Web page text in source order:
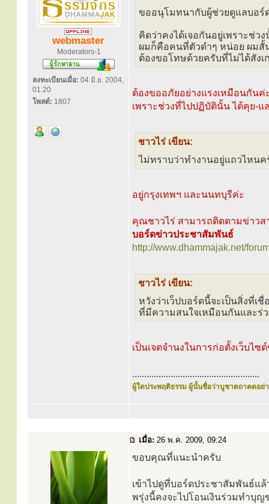
webmaster
Moderators-1
ลงทะเบียนเมื่อ: 04 มิ.ย. 2004,
01:20
โพสต์: 1807
ขออนุโมทนากับผู้ช่วยดูแลบอร์
คิดว่าคงได้เจอกันอยู่เพราะช่ว
ผมก็คือคนที่ตัวดำๆ หน่อย ผมสั้
ต้องขอโทษด้วยครับที่ไม่ได้สังเ
ต้องขออภัยอย่างแรงเหมือนกันค่
เพราะช่วงที่ไปปฏิบัตินั้น ได้คุย-
ชาวไร่ เขียน:
ไม่ทราบว่าทำงานอยู่แถวไหน
อยู่กรุงเทพฯ และนนทบุรีค่ะ
คุณชาวไร่ สามารถติดตามข่าว
บอร์ดข่าวประชาสัมพันธ์
http://www.dhammajak.net/
ชาวไร่ เขียน:
หวังว่าเว็ปบอร์ดนี้จะเป็นสิ่งที่เ
ที่มีความสนใจเหมือนกันและร่
เป็นเจตจำนงในการก่อตั้งเว็บไซ
.....................................................
ผู้ใดประพฤติธรรม ผู้นั้นชื่อว่าบูชาตถาคตอย่า
เมื่อ: 26 พ.ค. 2009, 09:24
ขอบคุณที่แนะนำครับ
เข้าไปดูที่บอร์ดประชาสัมพันธ์แล้
พรุ่งนี้คงจะไปโอนเงินร่วมทำบุ